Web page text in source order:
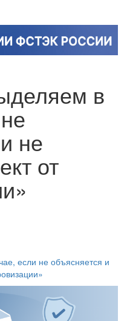
в
не
от
если не объясняется и